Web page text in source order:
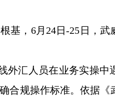
基，6月24日-25日，武
外汇人员在业务实操中
合规操作标准。依据《